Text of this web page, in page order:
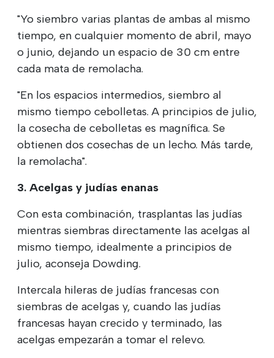
"Yo siembro varias plantas de ambas al mismo
tiempo, en cualquier momento de abril, mayo
o junio, dejando un espacio de 30 cm entre
cada mata de remolacha.
"En los espacios intermedios, siembro al
mismo tiempo cebolletas. A principios de julio,
la cosecha de cebolletas es magnífica. Se
obtienen dos cosechas de un lecho. Más tarde,
la remolacha".
3. Acelgas y judías enanas
Con esta combinación, trasplantas las judías
mientras siembras directamente las acelgas al
mismo tiempo, idealmente a principios de
julio, aconseja Dowding.
Intercala hileras de judías francesas con
siembras de acelgas y, cuando las judías
francesas hayan crecido y terminado, las
acelgas empezarán a tomar el relevo.